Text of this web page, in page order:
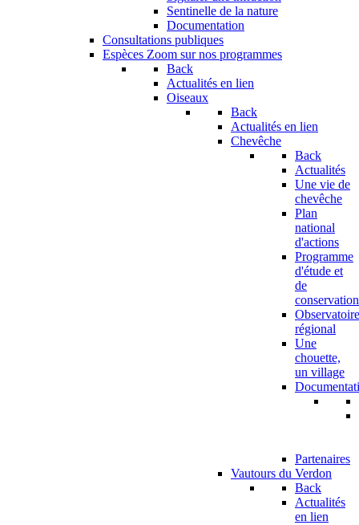
Sentinelle de la nature
Documentation
Consultations publiques
Espèces Zoom sur nos programmes
Back
Actualités en lien
Oiseaux
Back
Actualités en lien
Chevêche
Back
Actualités
Une vie de
chevêche
Plan
national
d'actions
Programme
d'étude et
de
conservation
Observatoire
régional
Une
chouette,
un village
Partenaires
Vautours du Verdon
Back
Actualités
en lien